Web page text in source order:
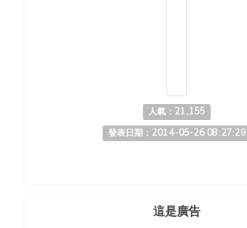
人氣：21,155
發表日期：2014-05-26 08:27:29
這是廣告